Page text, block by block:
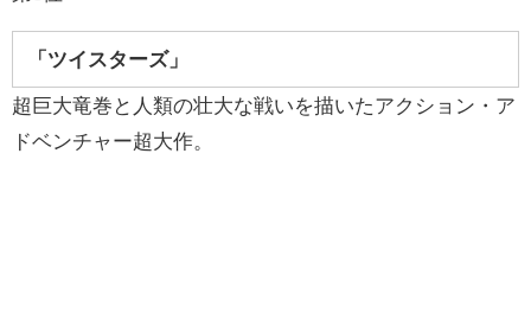
「ツイスターズ」
超巨大竜巻と人類の壮大な戦いを描いたアクション・ア
ドベンチャー超大作。